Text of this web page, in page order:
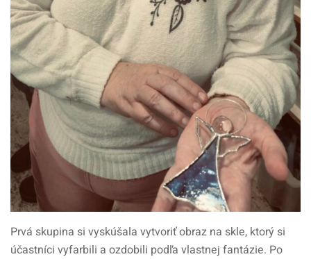
Prvá skupina si vyskúšala vytvoriť obraz na skle, ktorý si
účastníci vyfarbili a ozdobili podľa vlastnej fantázie. Po